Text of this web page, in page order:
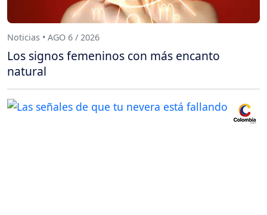
Noticias • AGO 6 / 2026
Los signos femeninos con más encanto
natural